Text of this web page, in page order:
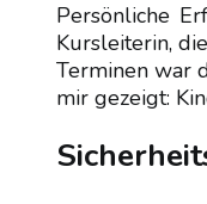
Persönliche
Kursleiterin,
Terminen war
mir gezeigt: